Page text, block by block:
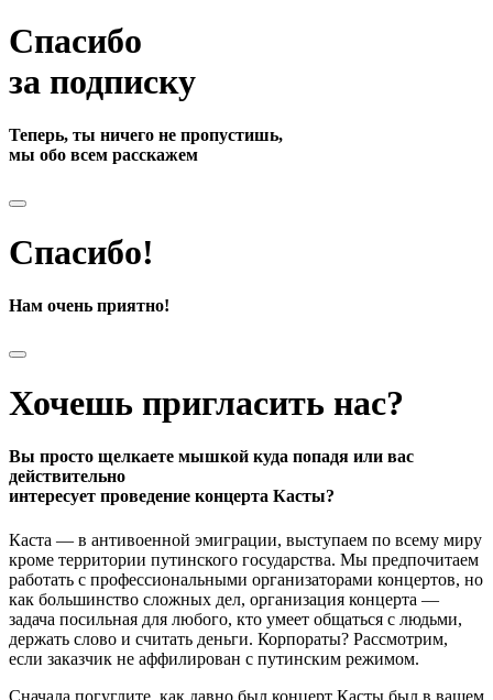
Спасибо
за подписку
Теперь, ты ничего не пропустишь,
мы обо всем расскажем
Спасибо!
Нам очень приятно!
Хочешь пригласить нас?
Вы просто щелкаете мышкой куда попадя или вас
действительно
интересует проведение концерта Касты?
Каста — в антивоенной эмиграции, выступаем по всему миру
кроме территории путинского государства. Мы предпочитаем
работать с профессиональными организаторами концертов, но
как большинство сложных дел, организация концерта —
задача посильная для любого, кто умеет общаться с людьми,
держать слово и считать деньги. Корпораты? Рассмотрим,
если заказчик не аффилирован с путинским режимом.
Сначала погуглите, как давно был концерт Касты был в вашем